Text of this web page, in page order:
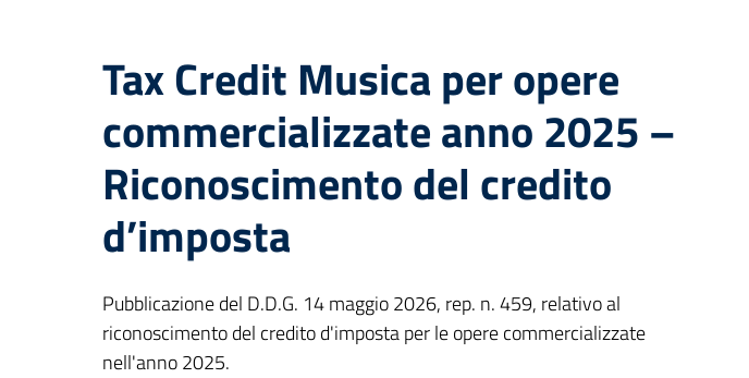
Tax Credit Musica per opere
commercializzate anno 2025 –
Riconoscimento del credito
d’imposta
Pubblicazione del D.D.G. 14 maggio 2026, rep. n. 459, relativo al
riconoscimento del credito d'imposta per le opere commercializzate
nell'anno 2025.